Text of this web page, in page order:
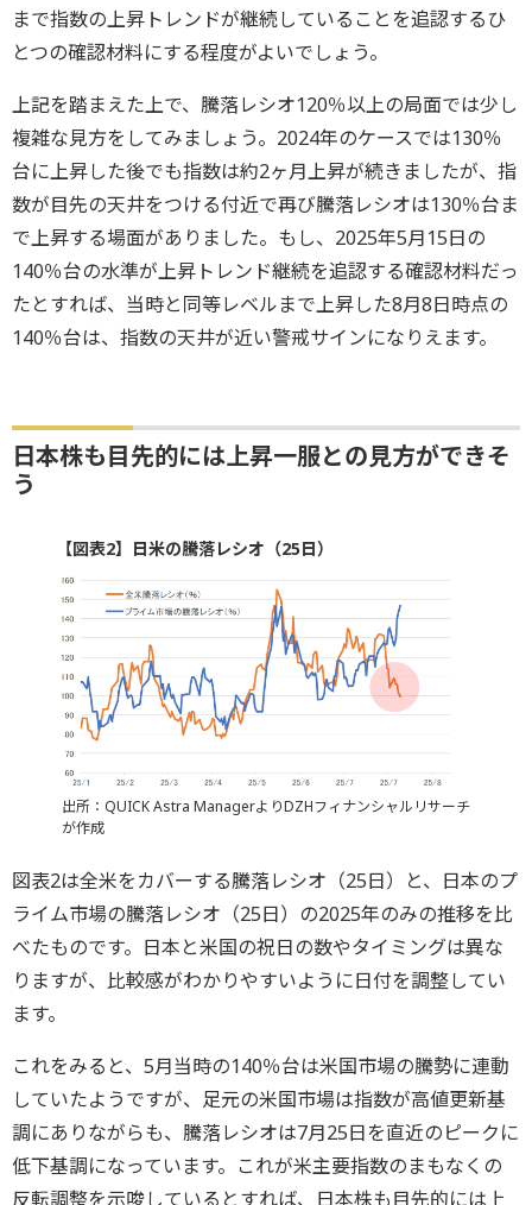
まで指数の上昇トレンドが継続していることを追認するひ
とつの確認材料にする程度がよいでしょう。
上記を踏まえた上で、騰落レシオ120％以上の局面では少し
複雑な見方をしてみましょう。2024年のケースでは130％
台に上昇した後でも指数は約2ヶ月上昇が続きましたが、指
数が目先の天井をつける付近で再び騰落レシオは130％台ま
で上昇する場面がありました。もし、2025年5月15日の
140％台の水準が上昇トレンド継続を追認する確認材料だっ
たとすれば、当時と同等レベルまで上昇した8月8日時点の
140％台は、指数の天井が近い警戒サインになりえます。
日本株も目先的には上昇一服との見方ができそ
う
【図表2】日米の騰落レシオ（25日）
出所：QUICK Astra ManagerよりDZHフィナンシャルリサーチ
が作成
図表2は全米をカバーする騰落レシオ（25日）と、日本のプ
ライム市場の騰落レシオ（25日）の2025年のみの推移を比
べたものです。日本と米国の祝日の数やタイミングは異な
りますが、比較感がわかりやすいように日付を調整してい
ます。
これをみると、5月当時の140％台は米国市場の騰勢に連動
していたようですが、足元の米国市場は指数が高値更新基
調にありながらも、騰落レシオは7月25日を直近のピークに
低下基調になっています。これが米主要指数のまもなくの
反転調整を示唆しているとすれば、日本株も目先的には上